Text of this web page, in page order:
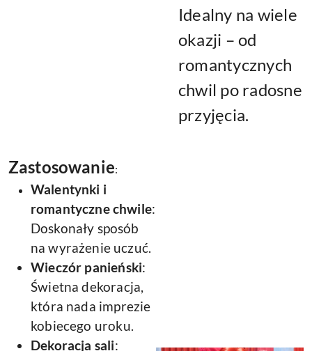
Idealny na wiele
okazji – od
romantycznych
chwil po radosne
przyjęcia.
Zastosowanie:
Walentynki i
romantyczne chwile:
Doskonały sposób
na wyrażenie uczuć.
Wieczór panieński:
Świetna dekoracja,
która nada imprezie
kobiecego uroku.
Dekoracja sali: